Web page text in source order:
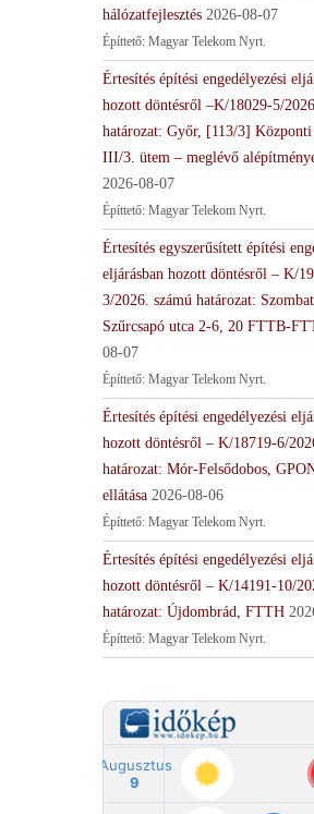
hálózatfejlesztés 2026-08-07
Építtető: Magyar Telekom Nyrt.
Értesítés építési engedélyezési
hozott döntésről –K/18029-5/
határozat: Győr, [113/3]
III/3. ütem – meglévő
2026-08-07
Építtető: Magyar Telekom Nyrt.
Értesítés egyszerűsített építési
eljárásban hozott döntésről – K/
3/2026. számú határozat:
Szűrcsapó utca 2-6, 20 FTTB-
08-07
Építtető: Magyar Telekom Nyrt.
Értesítés építési engedélyezési
hozott döntésről – K/18719-6/
határozat: Mór-Felsődobos,
ellátása 2026-08-06
Építtető: Magyar Telekom Nyrt.
Értesítés építési engedélyezési
hozott döntésről – K/14191-10/
határozat: Újdombrád, FTTH
Építtető: Magyar Telekom Nyrt.